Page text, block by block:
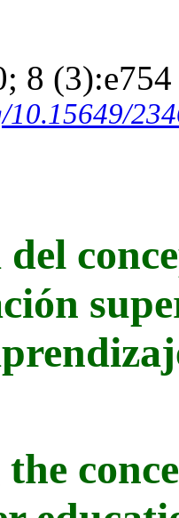
8 (3):e754
del
the